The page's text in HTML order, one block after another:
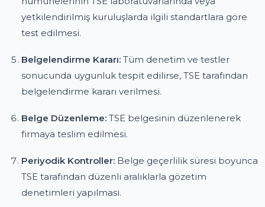
yetkilendirilmiş kuruluşlarda ilgili standartlara göre
test edilmesi.
Belgelendirme Kararı: Tüm denetim ve testler
sonucunda uygunluk tespit edilirse, TSE tarafından
belgelendirme kararı verilmesi.
Belge Düzenleme: TSE belgesinin düzenlenerek
firmaya teslim edilmesi.
Periyodik Kontroller: Belge geçerlilik süresi boyunca
TSE tarafından düzenli aralıklarla gözetim
denetimleri yapılması.